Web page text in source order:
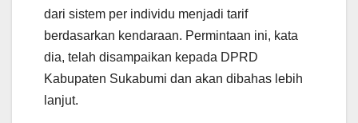
dari sistem per individu menjadi tarif
berdasarkan kendaraan. Permintaan ini, kata
dia, telah disampaikan kepada DPRD
Kabupaten Sukabumi dan akan dibahas lebih
lanjut.